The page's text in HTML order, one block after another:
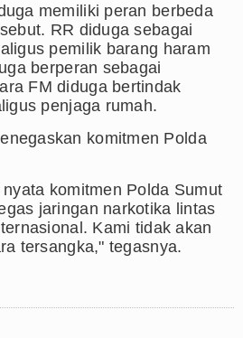
memiliki peran berbeda
RR diduga sebagai
pemilik barang haram
berperan sebagai
FM diduga bertindak
penjaga rumah.
komitmen Polda
komitmen Polda Sumut
jaringan narkotika lintas
Kami tidak akan
tersangka," tegasnya.